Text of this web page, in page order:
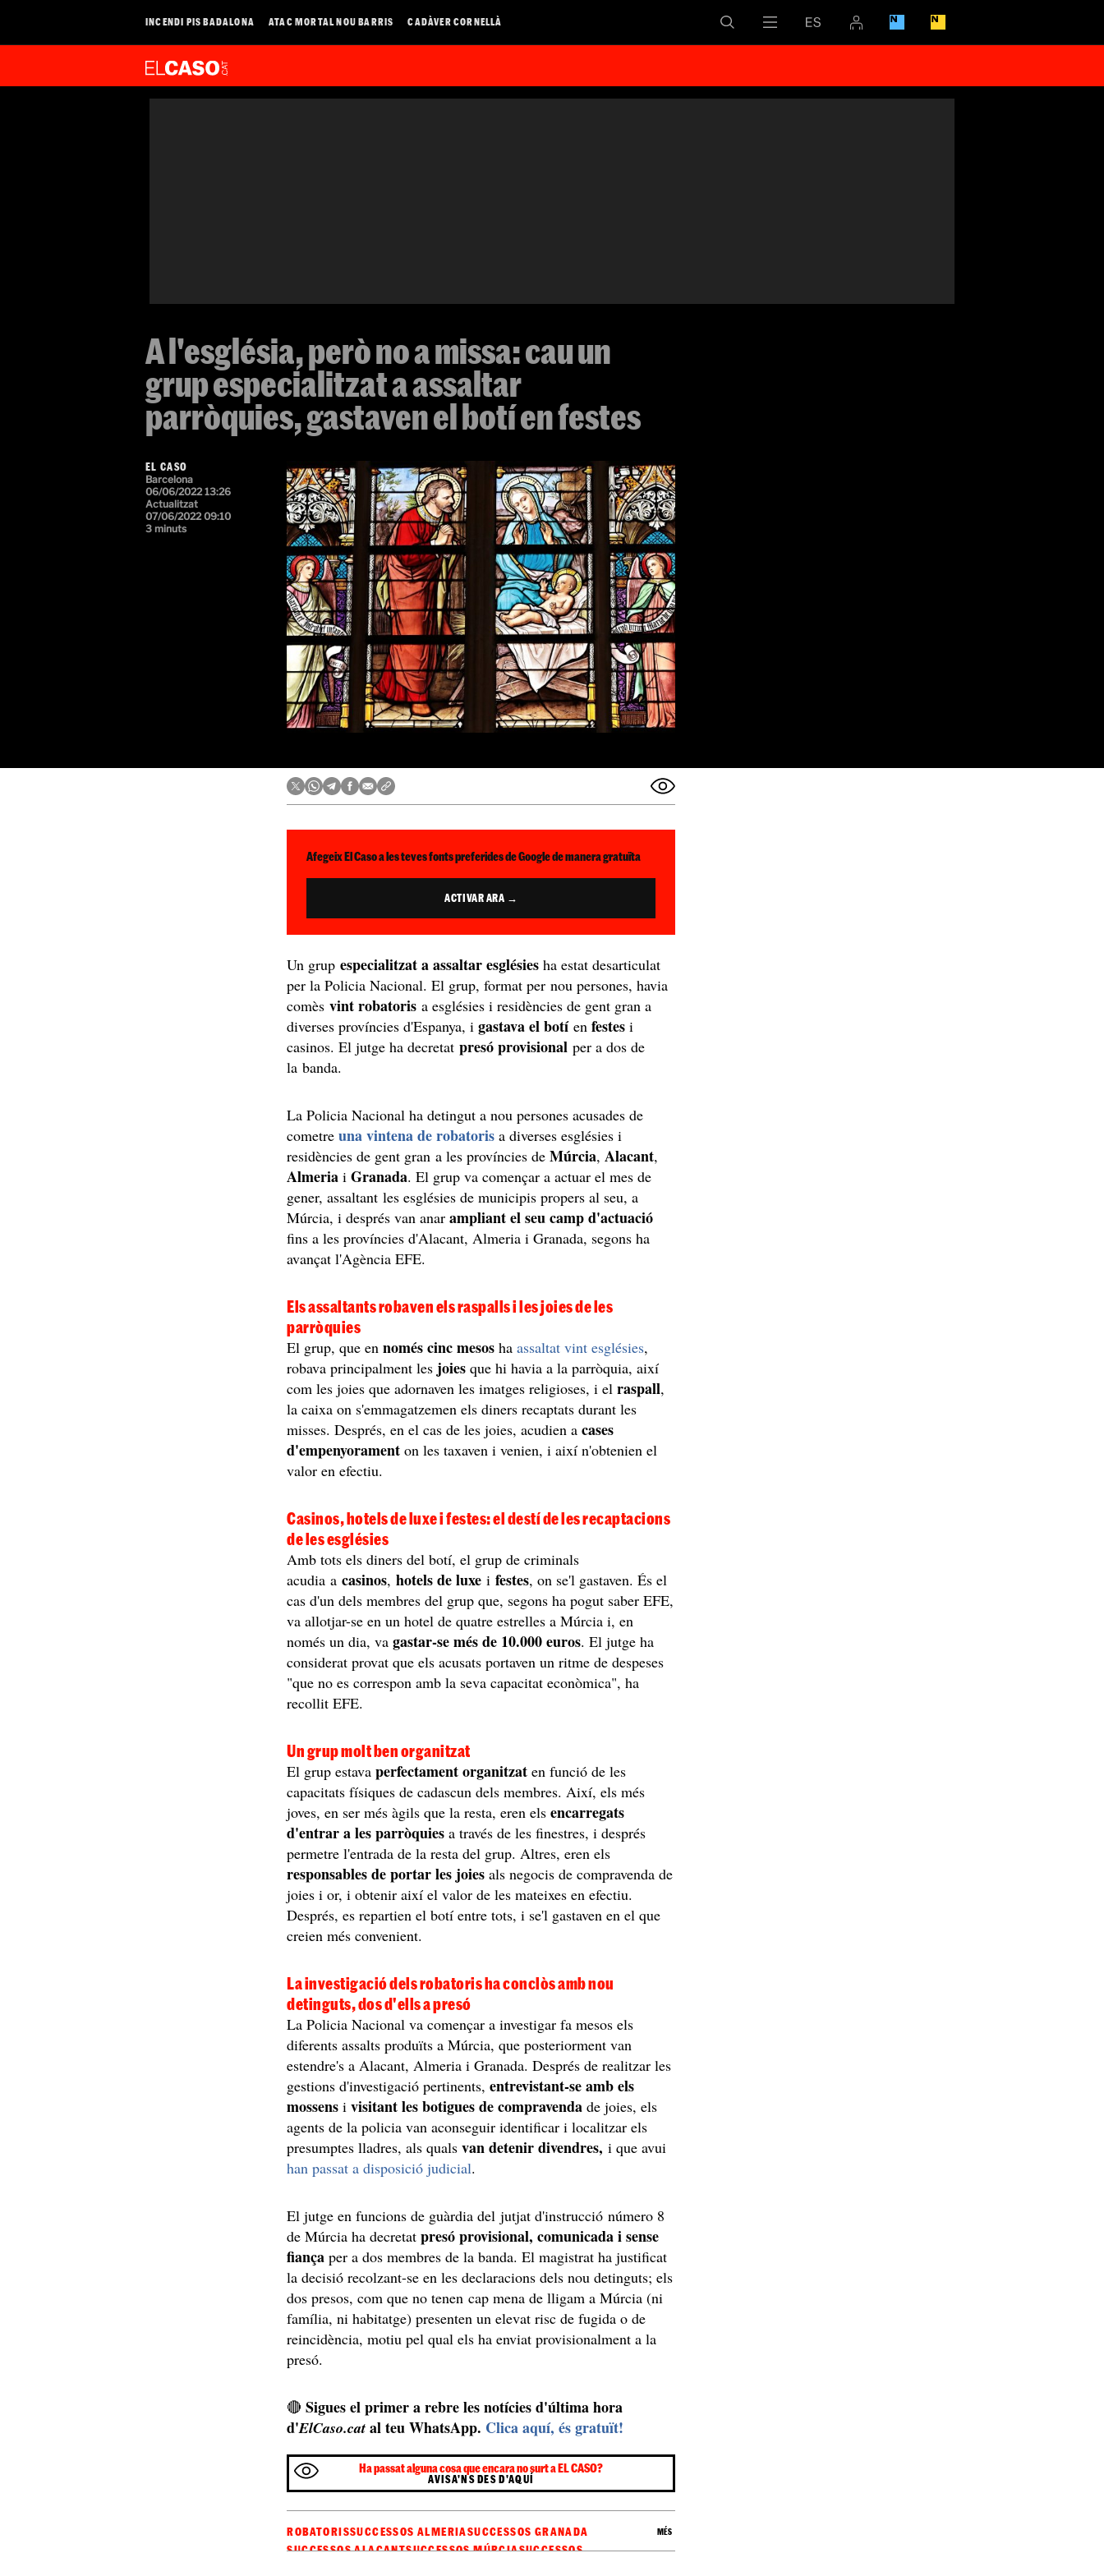
INCENDI PIS BADALONA ATAC MORTAL NOU BARRIS CADÀVER CORNELLÀ
A l'església, però no a missa: cau un
grup especialitzat a assaltar
parròquies, gastaven el botí en festes
EL CASO
Barcelona
06/06/2022 13:26
Actualitzat
07/06/2022 09:10
3 minuts
Afegeix El Caso a les teves fonts preferides de Google de manera gratuïta
ACTIVAR ARA →
Un grupespecialitzat a assaltar esglésies ha estat desarticulat
per la Policia Nacional. El grup, format per nou persones, havia
comèsvint robatorisa esglésies i residències de gent gran a
diverses províncies d'Espanya, igastava el botíenfestesi
casinos. El jutge ha decretatpresó provisionalper a dos de
la banda.
La Policia Nacional ha detingut a nou persones acusades de
cometreuna vintena de robatoris a diverses esglésies i
residències de gent gran a les províncies deMúrcia,Alacant,
AlmeriaiGranada. El grup va començar a actuar el mes de
gener, assaltant les esglésies de municipis propers al seu, a
Múrcia, i després van anarampliant el seu camp d'actuació
fins a les províncies d'Alacant, Almeria i Granada, segons ha
avançat l'Agència EFE.
Els assaltants robaven els raspalls i les joies de les
parròquies
El grup, que ennomés cinc mesos haassaltat vint esglésies,
robava principalment les joiesque hi havia a la parròquia, així
com les joies que adornaven les imatges religioses, i elraspall,
la caixa on s'emmagatzemen els diners recaptats durant les
misses. Després, en el cas de les joies, acudien acases
d'empenyorament on les taxaven i venien, i així n'obtenien el
valor en efectiu.
Casinos, hotels de luxe i festes: el destí de les recaptacions
de les esglésies
Amb tots els diners del botí, el grup de criminals
acudia acasinos,hotels de luxeifestes, on se'l gastaven. És el
cas d'un dels membres del grup que, segons ha pogut saber EFE,
va allotjar-se en un hotel de quatre estrelles a Múrcia i, en
només un dia, vagastar-se més de 10.000 euros. El jutge ha
considerat provat que els acusats portaven un ritme de despeses
"que no es correspon amb la seva capacitat econòmica", ha
recollit EFE.
Un grup molt ben organitzat
El grup estavaperfectament organitzat en funció de les
capacitats físiques de cadascun dels membres. Així, els més
joves, en ser més àgils que la resta, eren elsencarregats
d'entrar a les parròquies a través de les finestres, i després
permetre l'entrada de la resta del grup. Altres, eren els
responsables de portar les joies als negocis de compravenda de
joies i or, i obtenir així el valor de les mateixes en efectiu.
Després, es repartien el botí entre tots, i se'l gastaven en el que
creien més convenient.
La investigació dels robatoris ha conclòs amb nou
detinguts, dos d'ells a presó
La Policia Nacional va començar a investigar fa mesos els
diferents assalts produïts a Múrcia, que posteriorment van
estendre's a Alacant, Almeria i Granada. Després de realitzar les
gestions d'investigació pertinents,entrevistant-se amb els
mossens ivisitant les botigues de compravenda de joies, els
agents de la policia van aconseguir identificar i localitzar els
presumptes lladres, als qualsvan detenir divendres,i que avui
han passat a disposició judicial.
El jutge en funcions de guàrdia del jutjat d'instrucció número 8
de Múrcia ha decretatpresó provisional, comunicada i sense
fiança per a dos membres de la banda. El magistrat ha justificat
la decisió recolzant-se en les declaracions dels nou detinguts; els
dos presos, com que no tenen cap mena de lligam a Múrcia (ni
família, ni habitatge) presenten un elevat risc de fugida o de
reincidència, motiu pel qual els ha enviat provisionalment a la
presó.
🔴Sigues el primer a rebre les notícies d'última hora
d'ElCaso.cat al teu WhatsApp. Clica aquí, és gratuït!
Ha passat alguna cosa que encara no surt a EL CASO?
AVISA'NS DES D'AQUÍ
ROBATORISSUCCESSOS ALMERIASUCCESSOS GRANADA
SUCCESSOS ALACANTSUCCESSOS MÚRCIASUCCESSOS
MÉS